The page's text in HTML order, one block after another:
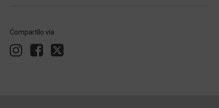
Compartílo vía